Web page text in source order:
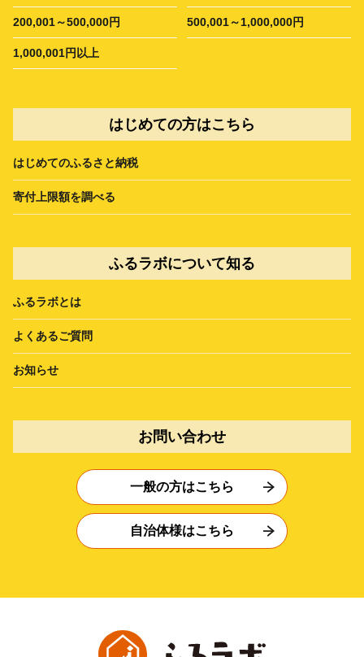
200,001～500,000円 500,001～1,000,000円
1,000,001円以上
はじめての方はこちら
はじめてのふるさと納税
寄付上限額を調べる
ふるラボについて知る
ふるラボとは
よくあるご質問
お知らせ
お問い合わせ
一般の方はこちら
自治体様はこちら